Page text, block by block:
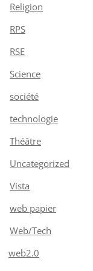
Religion
RPS
RSE
Science
société
technologie
Théâtre
Uncategorized
Vista
web papier
Web/Tech
web2.0